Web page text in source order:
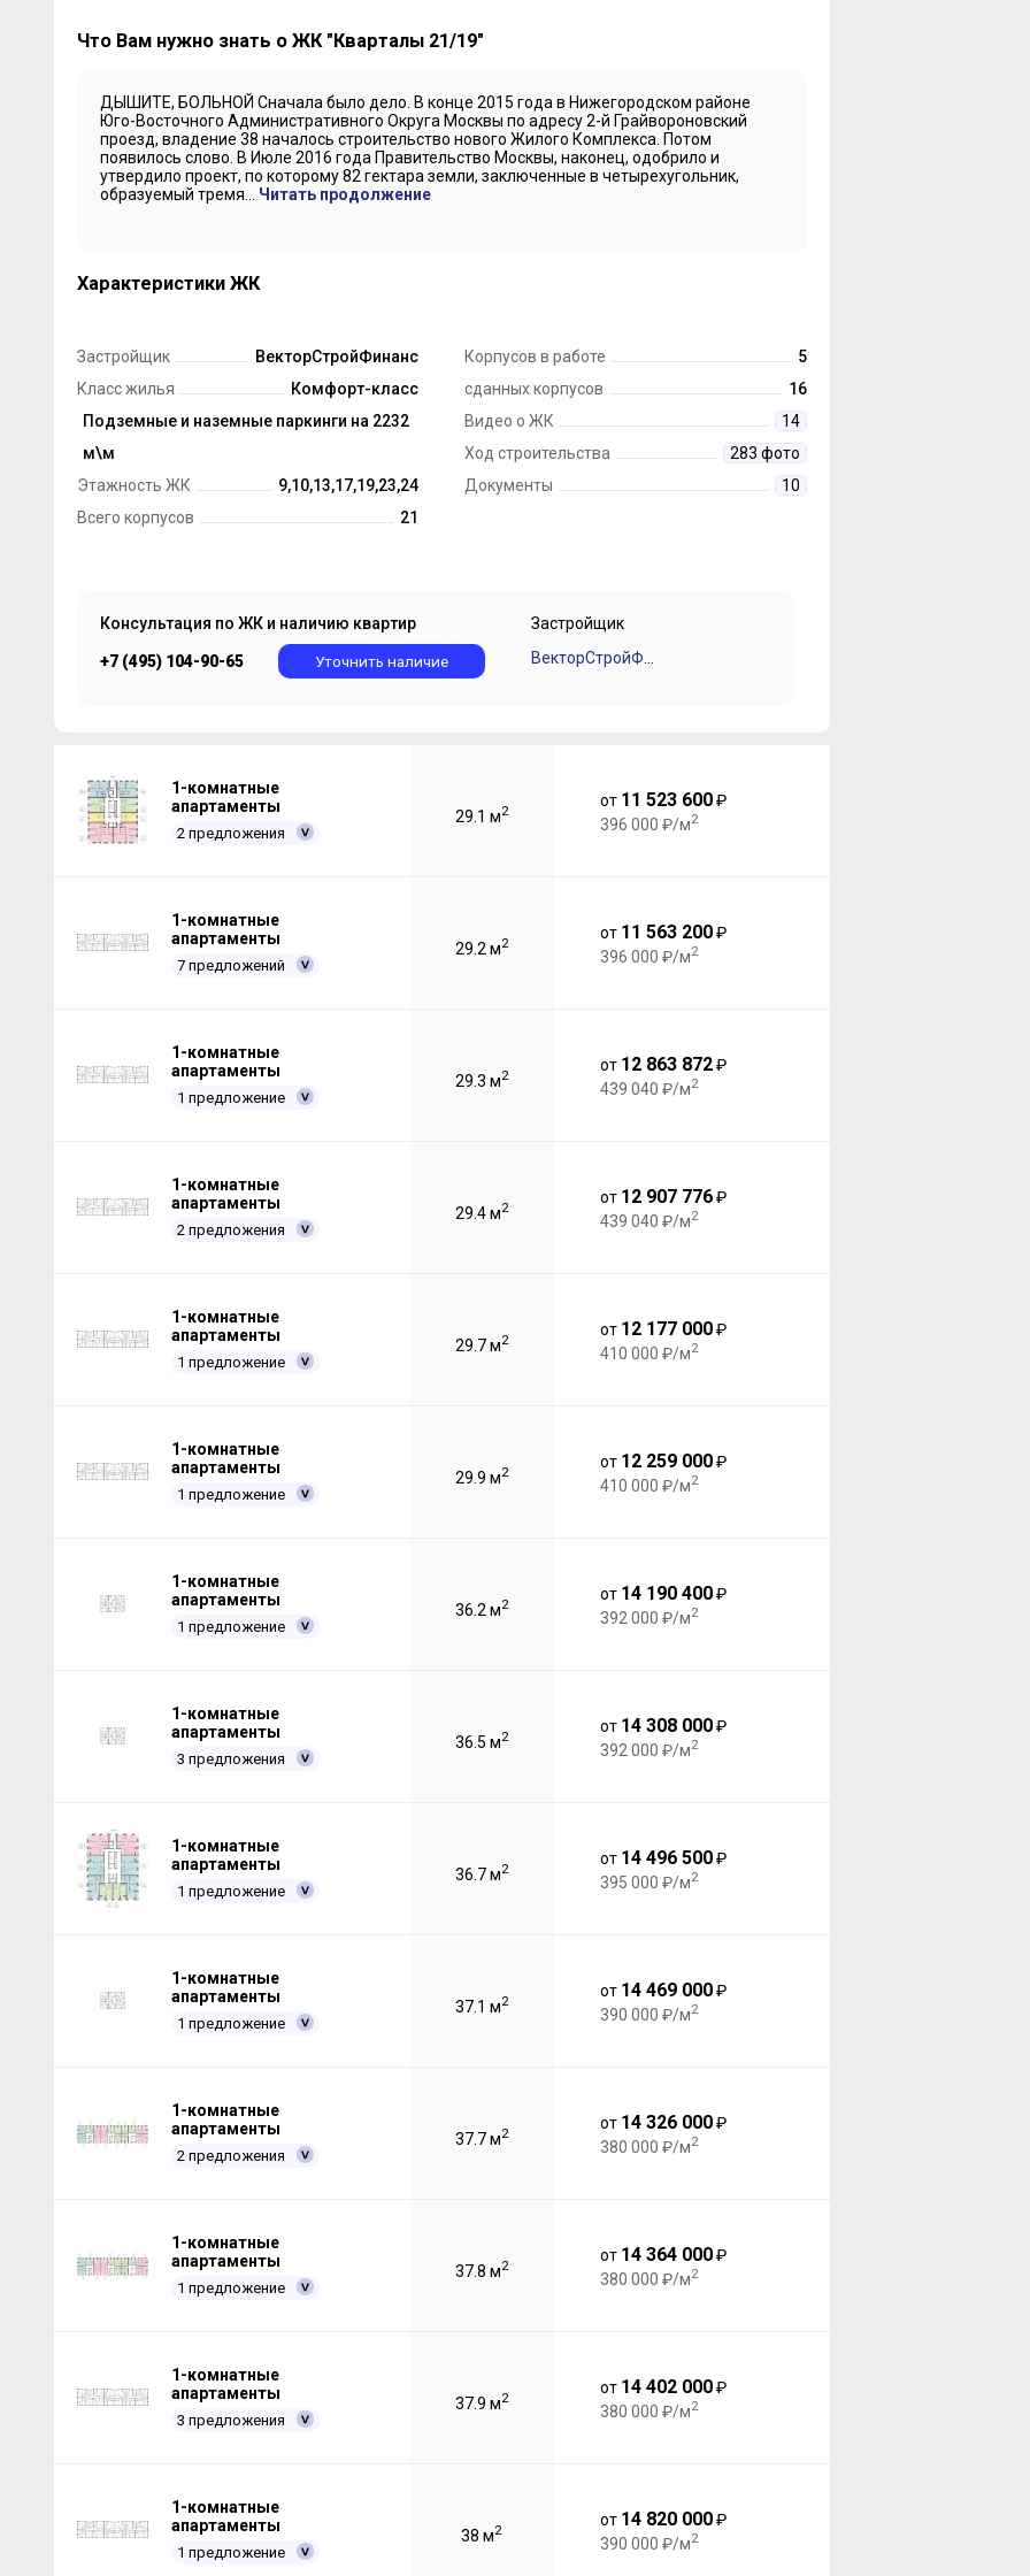
Что Вам нужно знать о ЖК "Кварталы 21/19"
ДЫШИТЕ, БОЛЬНОЙ Сначала было дело. В конце 2015 года в Нижегородском районе
Юго-Восточного Административного Округа Москвы по адресу 2-й Грайвороновский
проезд, владение 38 началось строительство нового Жилого Комплекса. Потом
появилось слово. В Июле 2016 года Правительство Москвы, наконец, одобрило и
утвердило проект, по которому 82 гектара земли, заключенные в четырехугольник,
образуемый тремя... Читать продолжение
Характеристики ЖК
Застройщик
ВекторСтройФинанс
Класс жилья
Комфорт-класс
Технология строительстваМонолит, Панель
Парковка
Подземные и наземные паркинги на 2232
м\м
Этажность ЖК
9,10,13,17,19,23,24
Всего корпусов
21
Корпусов в работе
5
сданных корпусов
16
Видео о ЖК
14
Ход строительства
283 фото
Документы
10
Консультация по ЖК и наличию квартир
+7 (495) 104-90-65 Уточнить наличие
Застройщик
1-комнатные
апартаменты
2 предложения
29.1 м2
от 11 523 600₽
396 000 ₽/м2
1-комнатные
апартаменты
7 предложений
29.2 м2
от 11 563 200₽
396 000 ₽/м2
1-комнатные
апартаменты
1 предложение
29.3 м2
от 12 863 872₽
439 040 ₽/м2
1-комнатные
апартаменты
2 предложения
29.4 м2
от 12 907 776₽
439 040 ₽/м2
1-комнатные
апартаменты
1 предложение
29.7 м2
от 12 177 000₽
410 000 ₽/м2
1-комнатные
апартаменты
1 предложение
29.9 м2
от 12 259 000₽
410 000 ₽/м2
1-комнатные
апартаменты
1 предложение
36.2 м2
от 14 190 400₽
392 000 ₽/м2
1-комнатные
апартаменты
3 предложения
36.5 м2
от 14 308 000₽
392 000 ₽/м2
1-комнатные
апартаменты
1 предложение
36.7 м2
от 14 496 500₽
395 000 ₽/м2
1-комнатные
апартаменты
1 предложение
37.1 м2
от 14 469 000₽
390 000 ₽/м2
1-комнатные
апартаменты
2 предложения
37.7 м2
от 14 326 000₽
380 000 ₽/м2
1-комнатные
апартаменты
1 предложение
37.8 м2
от 14 364 000₽
380 000 ₽/м2
1-комнатные
апартаменты
3 предложения
37.9 м2
от 14 402 000₽
380 000 ₽/м2
1-комнатные
апартаменты
1 предложение
38 м2
от 14 820 000₽
390 000 ₽/м2